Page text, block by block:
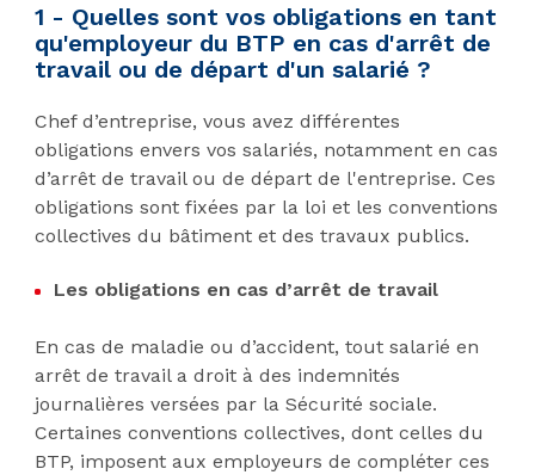
1 - Quelles sont vos obligations en tant
qu'employeur du BTP en cas d'arrêt de
travail ou de départ d'un salarié ?
Chef d’entreprise, vous avez différentes
obligations envers vos salariés, notamment en cas
d’arrêt de travail ou de départ de l'entreprise. Ces
obligations sont fixées par la loi et les conventions
collectives du bâtiment et des travaux publics.
Les obligations en cas d’arrêt de travail
En cas de maladie ou d’accident, tout salarié en
arrêt de travail a droit à des indemnités
journalières versées par la Sécurité sociale.
Certaines conventions collectives, dont celles du
BTP, imposent aux employeurs de compléter ces